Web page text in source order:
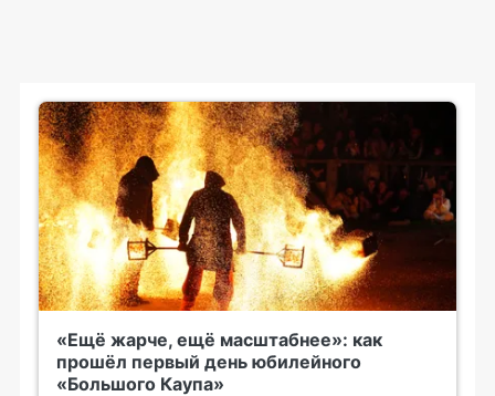
«Ещё жарче, ещё масштабнее»: как
прошёл первый день юбилейного
«Большого Каупа»